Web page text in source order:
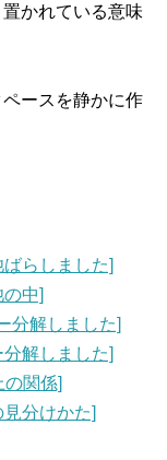
かれている意味
ースを静かに作
らしました]
中]
分解しました]
解しました]
関係]
分けかた]